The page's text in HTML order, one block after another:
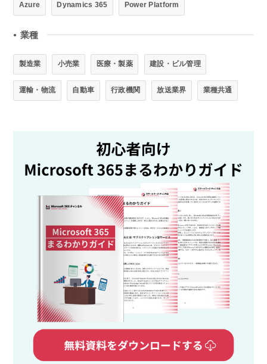
Azure Dynamics 365 Power Platform
● 業種
製造業 小売業 医療・製薬 建設・ビル管理
運輸・物流 自動車 行政機関 放送業界 業種共通